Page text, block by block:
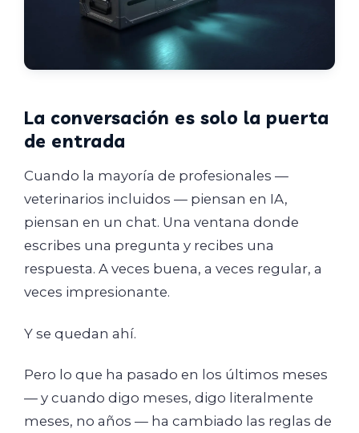
La conversación es solo la puerta
de entrada
Cuando la mayoría de profesionales —
veterinarios incluidos — piensan en IA,
piensan en un chat. Una ventana donde
escribes una pregunta y recibes una
respuesta. A veces buena, a veces regular, a
veces impresionante.
Y se quedan ahí.
Pero lo que ha pasado en los últimos meses
— y cuando digo meses, digo literalmente
meses, no años — ha cambiado las reglas de